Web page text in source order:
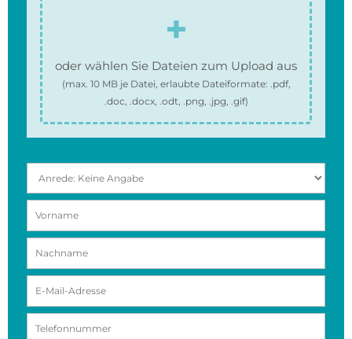
oder wählen Sie Dateien zum Upload aus
(max. 10 MBje Datei, erlaubte Dateiformate: .pdf,
.doc, .docx, .odt, .png, .jpg, .gif)